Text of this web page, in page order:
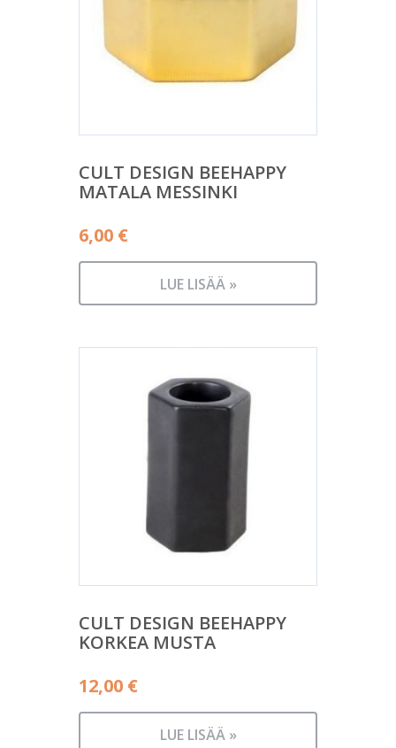
CULT DESIGN BEEHAPPY
MATALA MESSINKI
6,00 €
LUE LISÄÄ »
CULT DESIGN BEEHAPPY
KORKEA MUSTA
12,00 €
LUE LISÄÄ »